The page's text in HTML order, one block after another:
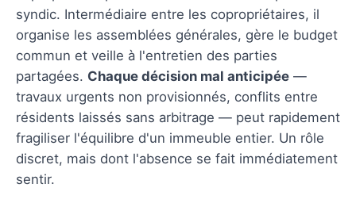
syndic. Intermédiaire entre les copropriétaires, il
organise les assemblées générales, gère le budget
commun et veille à l'entretien des parties
partagées. Chaque décision mal anticipée —
travaux urgents non provisionnés, conflits entre
résidents laissés sans arbitrage — peut rapidement
fragiliser l'équilibre d'un immeuble entier. Un rôle
discret, mais dont l'absence se fait immédiatement
sentir.